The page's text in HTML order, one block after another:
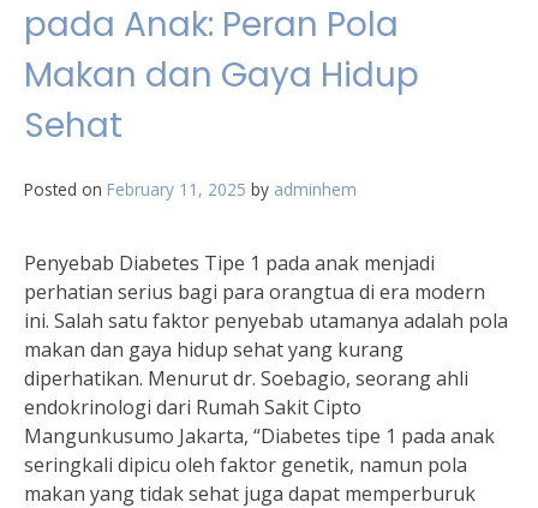
pada Anak: Peran Pola
Makan dan Gaya Hidup
Sehat
Posted on February 11, 2025 by adminhem
Penyebab Diabetes Tipe 1 pada anak menjadi
perhatian serius bagi para orangtua di era modern
ini. Salah satu faktor penyebab utamanya adalah pola
makan dan gaya hidup sehat yang kurang
diperhatikan. Menurut dr. Soebagio, seorang ahli
endokrinologi dari Rumah Sakit Cipto
Mangunkusumo Jakarta, “Diabetes tipe 1 pada anak
seringkali dipicu oleh faktor genetik, namun pola
makan yang tidak sehat juga dapat memperburuk